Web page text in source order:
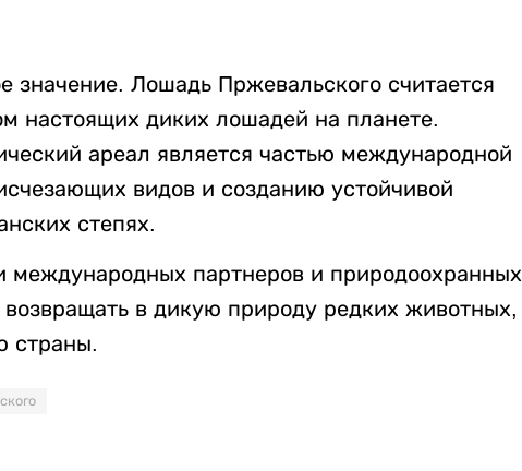
значение. Лошадь Пржевальского считается
настоящих диких лошадей на планете.
ареал является частью международной
видов и созданию устойчивой
степях.
международных партнеров и природоохранных
в дикую природу редких животных,
страны.